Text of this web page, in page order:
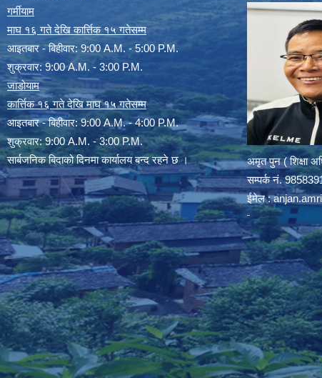
गर्मीयाम
माघ १६ गते देखि कार्त्तिक १५ गतेसम्म
आइतबार - बिहीवार: 9:00 A.M. - 5:00 P.M.
शुक्रवार: 9:00 A.M. - 3:00 P.M.
जाडोयाम
कार्त्तिक १६ गते देखि माघ १५ गतेसम्म
आइतबार - बिहीवार: 9:00 A.M. - 4:00 P.M.
शुक्रवार: 9:00 A.M. - 3:00 P.M.
सार्बजनिक बिदाको दिनमा कार्यालय बन्द रहने छ ।
अमृत पुन ( शिक्षा
सम्पर्क न‌ं.
ईमेल :